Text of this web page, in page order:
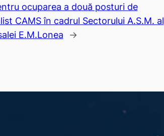
ocuparea a două posturi de
CAMS în cadrul Sectorului A.S.M. al
E.M.Lonea
→